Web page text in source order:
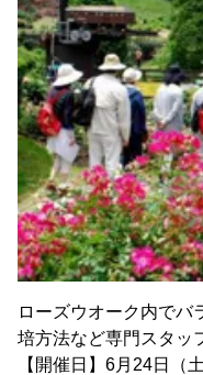
ローズウオーク内でバ
培方法など専門スタッ
【開催日】6月24日（